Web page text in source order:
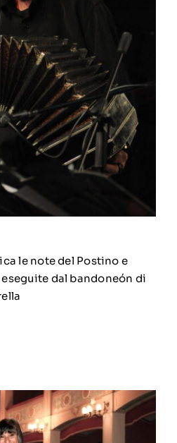
le note del Postino e
dal bandoneón di